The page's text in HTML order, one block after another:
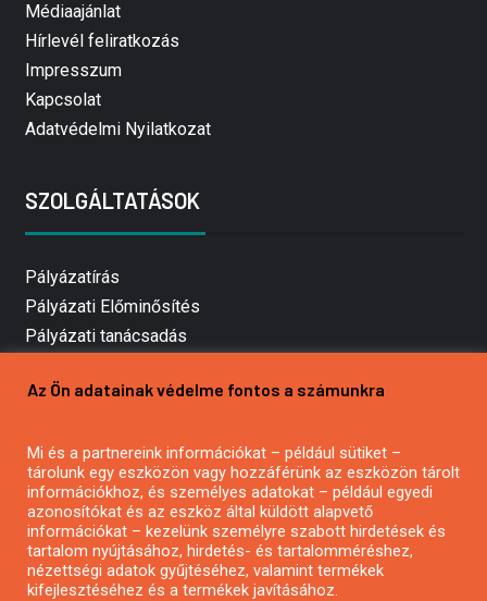
Médiaajánlat
Hírlevél feliratkozás
Impresszum
Kapcsolat
Adatvédelmi Nyilatkozat
SZOLGÁLTATÁSOK
Pályázatírás
Pályázati Előminősítés
Pályázati tanácsadás
Mezőgazdasági pályázatírás
Pályázatírás civil szervezeteknek
Pályázatírás önkormányzatoknak
Pályázatfigyelés
Specifikus pályázatfigyelés vagy hírlevél
Az Ön adatainak védelme fontos a számunkra
Mi és a partnereink információkat – például sütiket –
tárolunk egy eszközön vagy hozzáférünk az eszközön tárolt
információkhoz, és személyes adatokat – például egyedi
azonosítókat és az eszköz által küldött alapvető
információkat – kezelünk személyre szabott hirdetések és
tartalom nyújtásához, hirdetés- és tartalomméréshez,
nézettségi adatok gyűjtéséhez, valamint termékek
kifejlesztéséhez és a termékek javításához.